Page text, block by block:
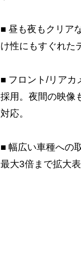
■ 昼も夜もクリア
け性にもすぐれた
■ フロント/リアカ
採用。夜間の映像
対応。
■ 幅広い車種への
最大3倍まで拡大